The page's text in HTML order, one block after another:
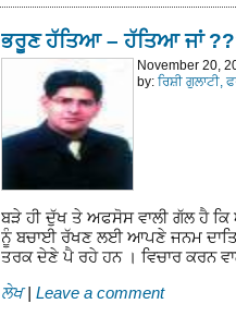
ਭਰੂਣ ਹੱਤਿਆ – ਹੱਤਿਆ ਜਾਂ
November 20,
by: ਰਿਸ਼ੀ ਗੁਲਾਟੀ,
ਬੜੇ ਹੀ ਦੁੱਖ ਤੇ ਅਫਸੋਸ ਵਾਲੀ ਗੱਲ ਹੈ
ਨੂੰ ਬਚਾਈ ਰੱਖਣ ਲਈ ਆਪਣੇ ਜਨਮ
ਤਰਕ ਦੇਣੇ ਪੈ ਰਹੇ ਹਨ । ਵਿਚਾਰ ਕਰਨ
ਲੇਖ | Leave a comment